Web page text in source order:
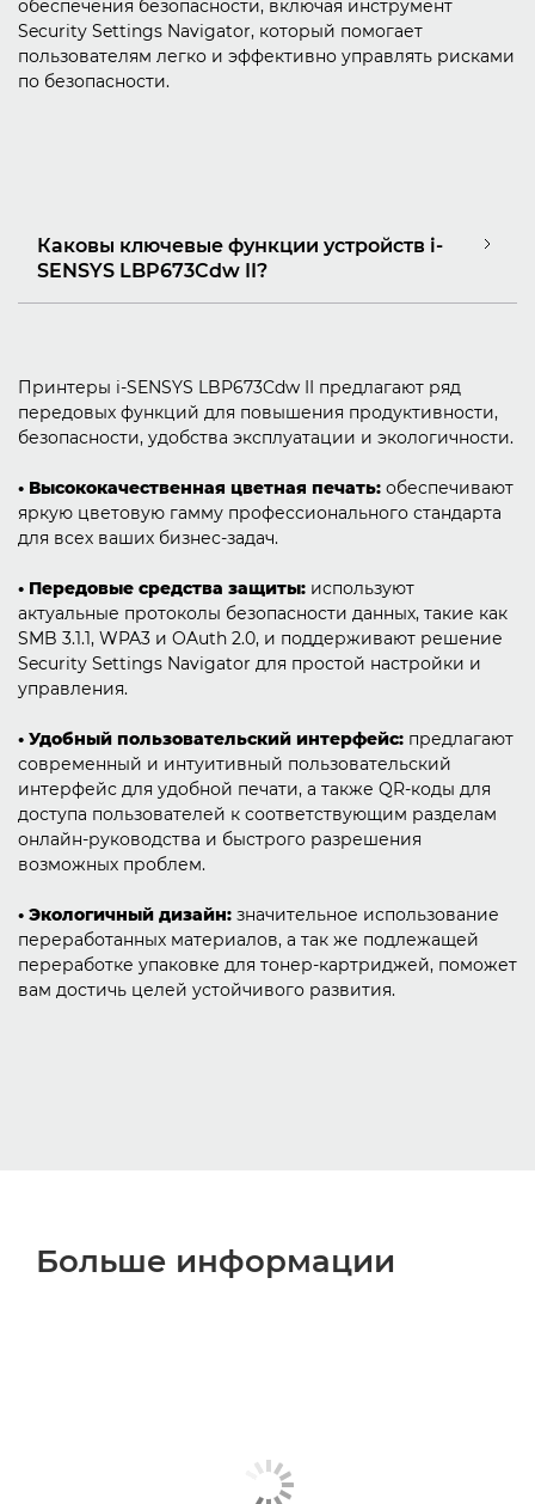
обеспечения безопасности, включая ­инструмент
Security Settings Navigator, который помогает
пользователям легко и эффективно управлять рисками
по безопасности.
Каковы ключевые функции устройств i-
SENSYS LBP673Cdw II?
Принтеры i-SENSYS LBP673Cdw II предлагают ряд
передовых функций для повышения продуктивности,
безопасности, удобства эксплуатации и экологичности.
• Высококачественная цветная печать: обеспечивают
яркую цветовую гамму профессионального стандарта
для всех ваших бизнес-задач.
• Передовые средства защиты: используют
актуальные протоколы безопасности данных, такие как
SMB 3.1.1, WPA3 и OAuth 2.0, и поддерживают решение
Security Settings Navigator для простой настройки и
управления.
• Удобный пользовательский интерфейс: предлагают
современный и интуитивный пользовательский
интерфейс для удобной печати, а также QR-коды для
доступа пользователей к соответствующим разделам
онлайн-руководства и быстрого разрешения
возможных проблем.
• Экологичный дизайн: значительное использование
переработанных материалов, а так же подлежащей
переработке упаковке для тонер-картриджей, поможет
вам достичь целей устойчивого развития.
Больше информации